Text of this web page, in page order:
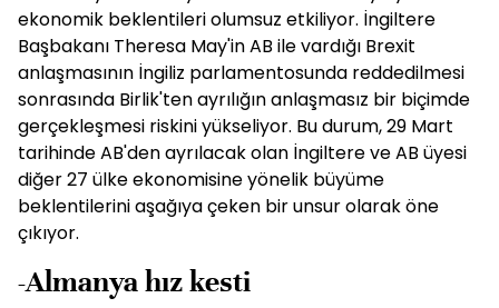
ekonomik beklentileri olumsuz etkiliyor. İngiltere
Başbakanı Theresa May'in AB ile vardığı Brexit
anlaşmasının İngiliz parlamentosunda reddedilmesi
sonrasında Birlik'ten ayrılığın anlaşmasız bir biçimde
gerçekleşmesi riskini yükseliyor. Bu durum, 29 Mart
tarihinde AB'den ayrılacak olan İngiltere ve AB üyesi
diğer 27 ülke ekonomisine yönelik büyüme
beklentilerini aşağıya çeken bir unsur olarak öne
çıkıyor.
-Almanya hız kesti